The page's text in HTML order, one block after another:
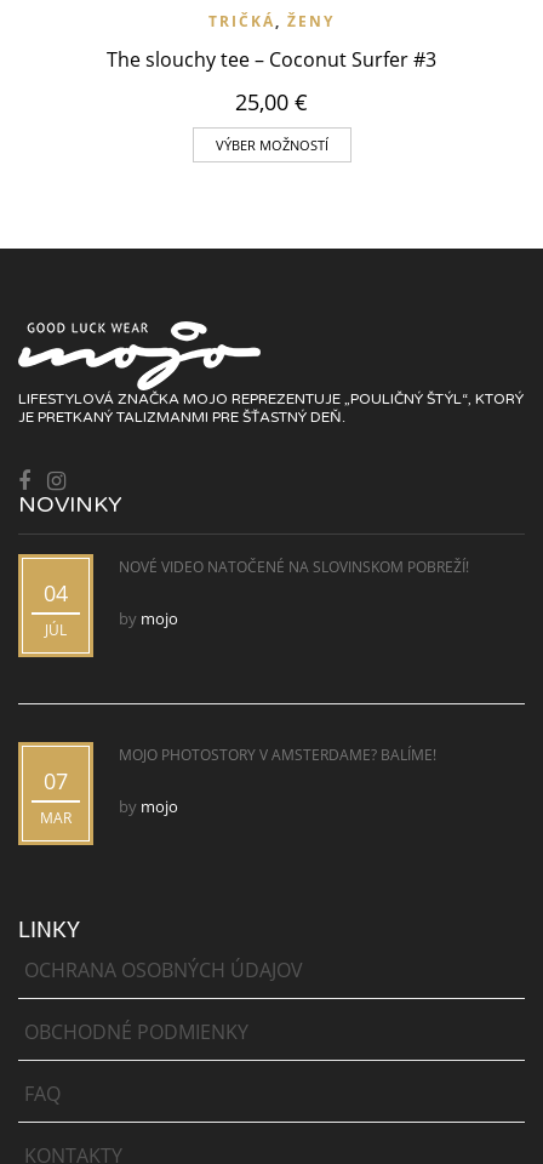
TRIČKÁ, ŽENY
The slouchy tee – Coconut Surfer #3
25,00 €
VÝBER MOŽNOSTÍ
LIFESTYLOVÁ ZNAČKA MOJO REPREZENTUJE „POULIČNÝ ŠTÝL“, KTORÝ
JE PRETKANÝ TALIZMANMI PRE ŠŤASTNÝ DEŇ.
NOVINKY
04
JÚL
NOVÉ VIDEO NATOČENÉ NA SLOVINSKOM POBREŽÍ!
by mojo
07
MAR
MOJO PHOTOSTORY V AMSTERDAME? BALÍME!
by mojo
LINKY
OCHRANA OSOBNÝCH ÚDAJOV
OBCHODNÉ PODMIENKY
FAQ
KONTAKTY